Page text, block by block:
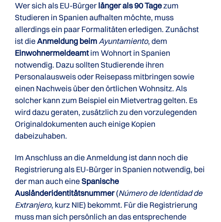
Wer sich als EU-Bürger länger als 90 Tagezum
Studieren in Spanien aufhalten möchte, muss
allerdings ein paar Formalitäten erledigen. Zunächst
ist dieAnmeldung beimAyuntamiento, dem
Einwohnermeldeamtim Wohnort in Spanien
notwendig. Dazu sollten Studierende ihren
Personalausweis oder Reisepass mitbringen sowie
einen Nachweis über den örtlichen Wohnsitz. Als
solcher kann zum Beispiel ein Mietvertrag gelten. Es
wird dazu geraten, zusätzlich zu den vorzulegenden
Originaldokumenten auch einige Kopien
dabeizuhaben.
Im Anschluss an die Anmeldung ist dann noch die
Registrierung als EU-Bürger in Spanien notwendig, bei
der man auch eineSpanische
Ausländeridentitätsnummer(Número de Identidad de
Extranjero, kurz NIE) bekommt. Für die Registrierung
muss man sich persönlich an das entsprechende